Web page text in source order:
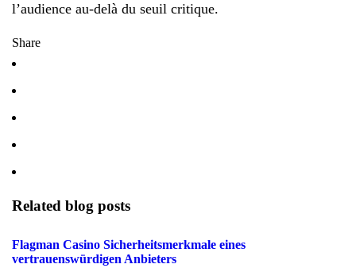
l’audience au-delà du seuil critique.
Share
Related blog posts
Flagman Casino Sicherheitsmerkmale eines
vertrauenswürdigen Anbieters